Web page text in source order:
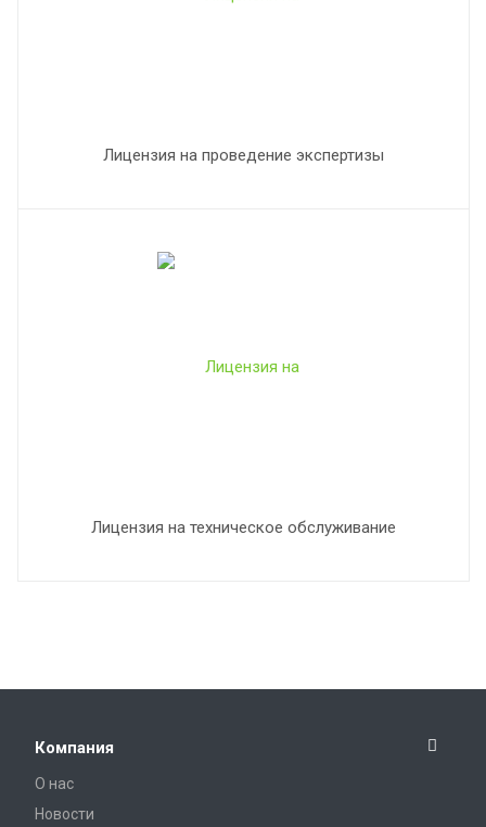
Лицензия на проведение экспертизы
Лицензия на техническое обслуживание
Компания
О нас
Новости